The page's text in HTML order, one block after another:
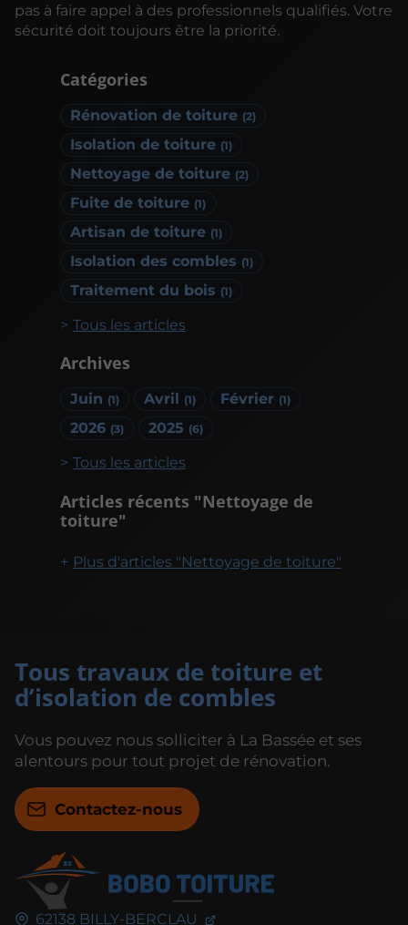
Catégories
Rénovation de toiture (2)
Isolation de toiture (1)
Nettoyage de toiture (2)
Fuite de toiture (1)
Artisan de toiture (1)
Isolation des combles (1)
Traitement du bois (1)
Tous les articles
Archives
Juin (1) Avril (1) Février (1)
2026 (3) 2025 (6)
Tous les articles
Articles récents "Nettoyage de
toiture"
Plus d'articles "Nettoyage de toiture"
pas à faire appel à des professionnels qualifiés. Votre
sécurité doit toujours être la priorité.
62138 BILLY-BERCLAU
Tous travaux de toiture et
d’isolation de combles
Vous pouvez nous solliciter à La Bassée et ses
alentours pour tout projet de rénovation.
Contactez-nous